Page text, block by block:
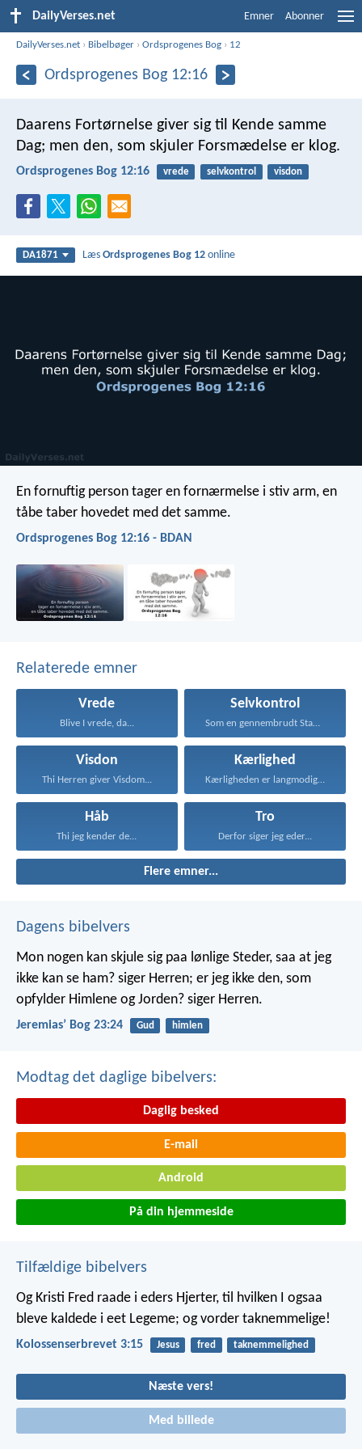
DailyVerses.net Emner Abonner
DailyVerses.net › Bibelbøger ›Ordsprogenes Bog › 12
Ordsprogenes Bog 12:16
Daarens Fortørnelse giver sig til Kende samme
Dag; men den, som skjuler Forsmædelse er klog.
Ordsprogenes Bog 12:16 vrede selvkontrol visdon
DA1871 LæsOrdsprogenes Bog 12 online
En fornuftig person tager en fornærmelse i stiv arm, en
tåbe taber hovedet med det samme.
Ordsprogenes Bog 12:16 - BDAN
Relaterede emner
Vrede
Blive I vrede, da...
Selvkontrol
Som en gennembrudt Stad...
Visdon
Thi Herren giver Visdom...
Kærlighed
Kærligheden er langmodig, er...
Håb
Thi jeg kender de...
Tro
Derfor siger jeg eder...
Flere emner...
Dagens bibelvers
Mon nogen kan skjule sig paa lønlige Steder, saa at jeg
ikke kan se ham? siger Herren; er jeg ikke den, som
opfylder Himlene og Jorden? siger Herren.
Jeremiasʼ Bog 23:24 Gud himlen
Modtag det daglige bibelvers:
Daglig besked
E-mail
Android
På din hjemmeside
Tilfældige bibelvers
Og Kristi Fred raade i eders Hjerter, til hvilken I ogsaa
bleve kaldede i eet Legeme; og vorder taknemmelige!
Kolossenserbrevet 3:15 Jesus fred taknemmelighed
Næste vers!
Med billede